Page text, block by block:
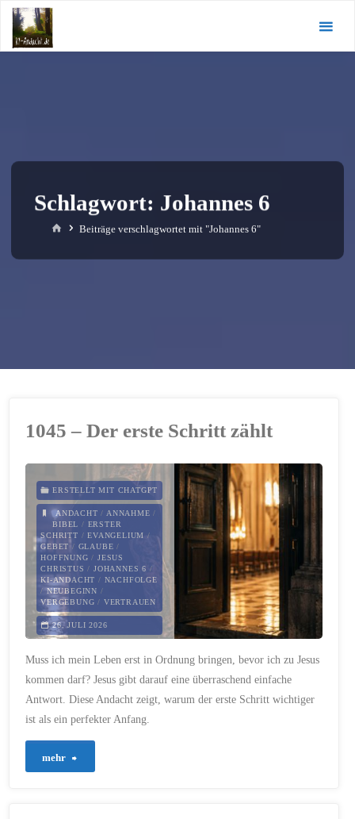
Zum
Inhalt
springen
Schlagwort: Johannes 6
StartBeiträge verschlagwortet mit "Johannes 6"
1045 – Der erste Schritt zählt
ERSTELLT MIT CHATGPT
ANDACHT / ANNAHME /
BIBEL / ERSTER
SCHRITT /EVANGELIUM /
GEBET / GLAUBE /
HOFFNUNG / JESUS
CHRISTUS / JOHANNES 6 /
KI-ANDACHT / NACHFOLGE
/NEUBEGINN /
VERGEBUNG / VERTRAUEN
26. JULI 2026
Muss ich mein Leben erst in Ordnung bringen, bevor ich zu Jesus
kommen darf? Jesus gibt darauf eine überraschend einfache
Antwort. Diese Andacht zeigt, warum der erste Schritt wichtiger
ist als ein perfekter Anfang.
mehr